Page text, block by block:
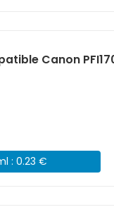
Canon
: 0.23 €